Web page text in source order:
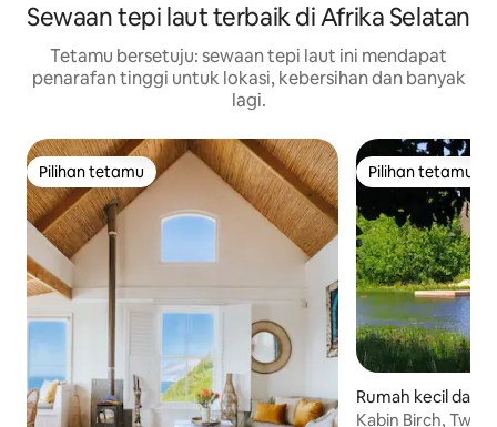
Sewaan tepi laut terbaik di Afrika Selatan
Tetamu bersetuju: sewaan tepi laut ini mendapat
penarafan tinggi untuk lokasi, kebersihan dan banyak
lagi.
Pilihan tetamu
Pilihan tetamu Pilihan tetamu
Pilihan tetamu
Rumah kecil
na
Kabin Birch, Twee